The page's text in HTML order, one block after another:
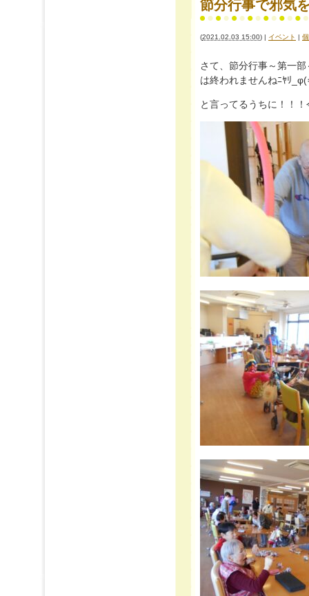
節分行事で邪気
(2021.02.03 15:00) | イベント |
さて、節分行事～第一
は終われませんねﾆﾔﾘ
と言ってるうちに！！